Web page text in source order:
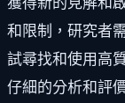
和限制，研究者
試尋找和使用高
仔細的分析和評